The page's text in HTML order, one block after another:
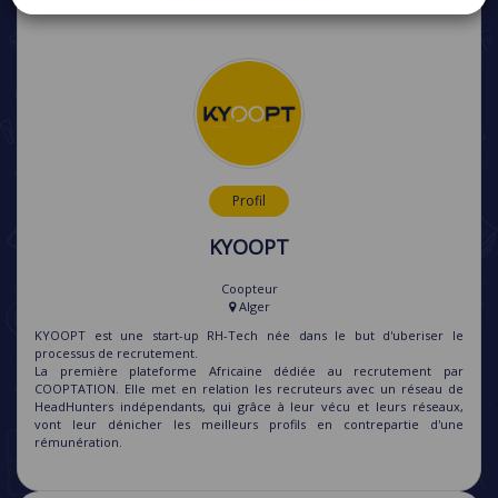
Profil
KYOOPT
Coopteur
Alger
KYOOPT est une start-up RH-Tech née dans le but d'uberiser le
processus de recrutement.
La première plateforme Africaine dédiée au recrutement par
COOPTATION. Elle met en relation les recruteurs avec un réseau de
HeadHunters indépendants, qui grâce à leur vécu et leurs réseaux,
vont leur dénicher les meilleurs profils en contrepartie d'une
rémunération.